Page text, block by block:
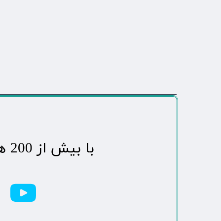
​با بیش از 200 هزاردنبال کننده محبوب ترین رسانه مردمی شهر مهاباد​​​​​​​​​​​​​​